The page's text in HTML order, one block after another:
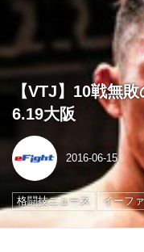
【VTJ】10戦無
6.19大阪
2016-06-15
格闘技ニュース イーフ